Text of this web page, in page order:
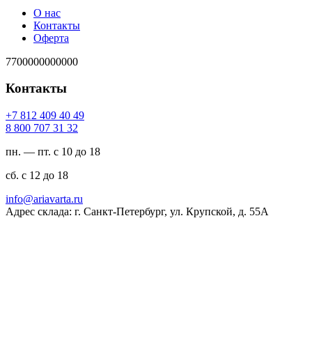
О нас
Контакты
Оферта
7700000000000
Контакты
94 04 904 218 7+
23 13 707 008 8
пн. — пт. с 10 до 18
сб. с 12 до 18
ur.atravaira@ofni
Адрес склада: г. Санкт-Петербург, ул. Крупской, д. 55А